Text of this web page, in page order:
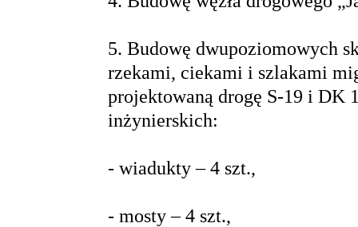
5. Budowę dwupoziomowych
rzekami, ciekami i szlakami
projektowaną drogę S-19 i DK
inżynierskich:
- wiadukty – 4 szt.,
- mosty – 4 szt.,